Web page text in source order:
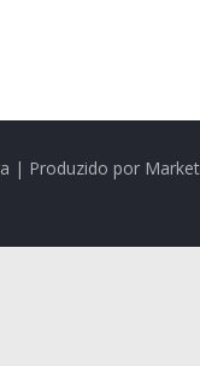
| Produzido por